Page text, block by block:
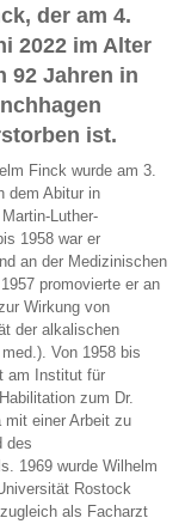
der am 4.
2022 im Alter
92 Jahren in
ist.
Finck wurde am 3.
dem Abitur in
Luther-
1958 war er
an der Medizinischen
promovierte er an
Wirkung von
der alkalischen
Von 1958 bis
am Institut für
zum Dr.
mit einer Arbeit zu
des
1969 wurde Wilhelm
Rostock
als Facharzt